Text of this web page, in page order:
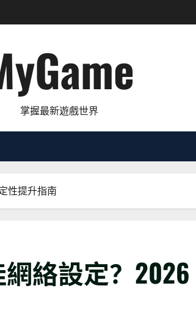
掌握最新遊戲世界
性提升指南
絡設定？2026